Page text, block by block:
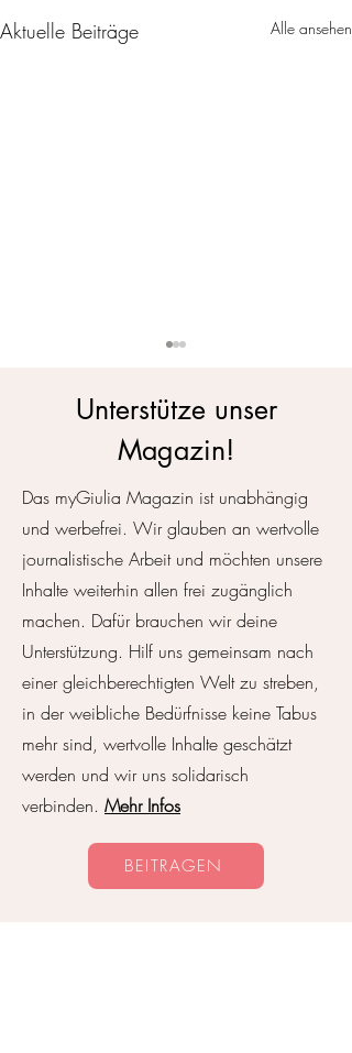
Aktuelle Beiträge Alle ansehen
Sallie Krawcheck: Von der
Wall Street zum finanziellen
Feminismus
Unterstütze unser
Magazin!
Das myGiulia Magazin ist unabhängig
und werbefrei. Wir glauben an wertvolle
journalistische Arbeit und möchten unsere
Inhalte weiterhin allen frei zugänglich
machen. Dafür brauchen wir deine
Unterstützung. Hilf uns gemeinsam nach
einer gleichberechtigten Welt zu streben,
in der weibliche Bedürfnisse keine Tabus
mehr sind, wertvolle Inhalte geschätzt
werden und wir uns solidarisch
verbinden. Mehr Infos
BEITRAGEN